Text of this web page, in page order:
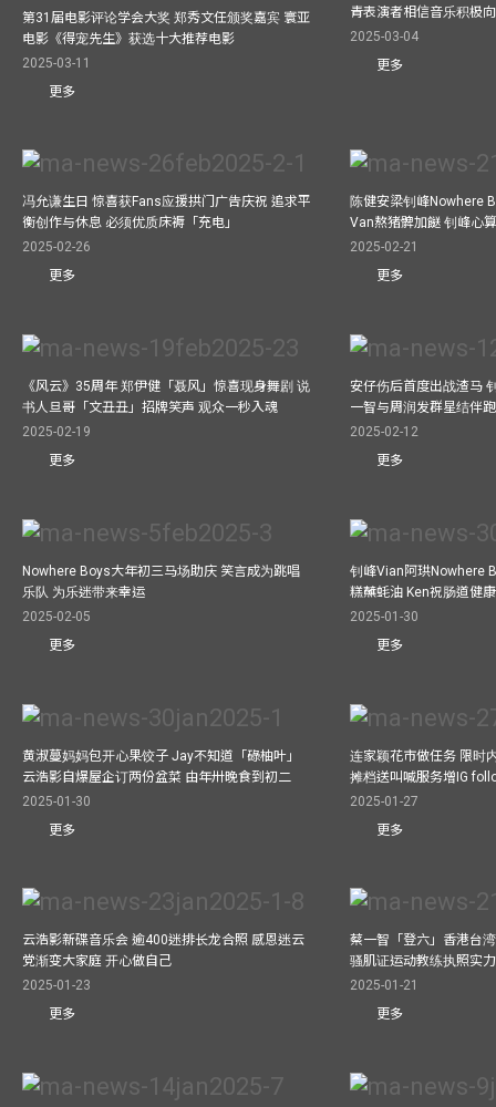
第31届电影评论学会大奖 郑秀文任颁奖嘉宾 寰亚
电影《得宠先生》获选十大推荐电影
2025-03-11
更多
青表演者相信音乐积极
2025-03-04
更多
冯允谦生日 惊喜获Fans应援拱门广告庆祝 追求平
衡创作与休息 必须优质床褥「充电」
2025-02-26
更多
陈健安梁钊峰Nowhere
Van熬猪髀加餸 钊峰心
2025-02-21
更多
《风云》35周年 郑伊健「聂风」惊喜现身舞剧 说
书人旦哥「文丑丑」招牌笑声 观众一秒入魂
2025-02-19
更多
安仔伤后首度出战渣马
一智与周润发群星结伴
2025-02-12
更多
Nowhere Boys大年初三马场助庆 笑言成为跳唱
乐队 为乐迷带来幸运
2025-02-05
更多
钊峰Vian阿珙Nowhere
糕蘸蚝油 Ken祝肠道健康
2025-01-30
更多
黄淑蔓妈妈包开心果饺子 Jay不知道「碌柚叶」
云浩影自爆屋企订两份盆菜 由年卅晚食到初二
2025-01-30
更多
连家颖花市做任务 限时
摊档送叫喊服务增IG
2025-01-27
更多
云浩影新碟音乐会 逾400迷排长龙合照 感恩迷云
党渐变大家庭 开心做自己
2025-01-23
更多
蔡一智「登六」香港台
骚肌证运动教练执照实
2025-01-21
更多